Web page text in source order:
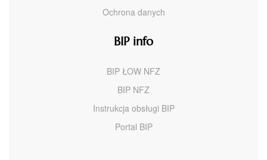
Ochrona danych
BIP info
BIP ŁOW NFZ
BIP NFZ
Instrukcja obsługi BIP
Portal BIP